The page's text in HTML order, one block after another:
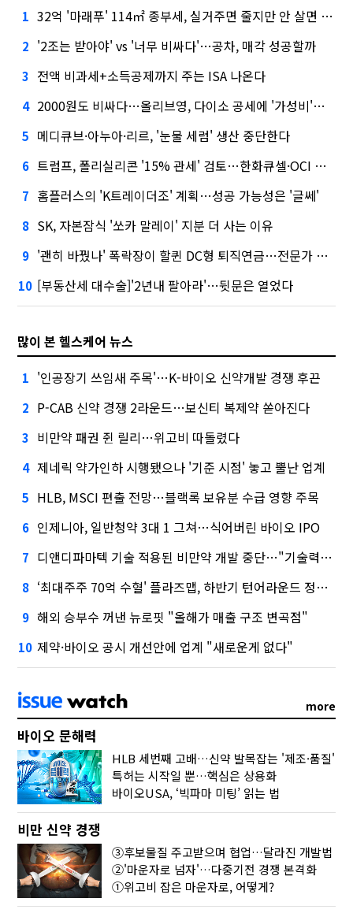
1 32억 '마래푸' 114㎡ 종부세, 실거주면 줄지만 안 살면 2.5배
2 '2조는 받아야' vs '너무 비싸다'…공차, 매각 성공할까
3 전액 비과세+소득공제까지 주는 ISA 나온다
4 2000원도 비싸다…올리브영, 다이소 공세에 '가성비'로 맞불
5 메디큐브·아누아·리르, '눈물 세럼' 생산 중단한다
6 트럼프, 폴리실리콘 '15% 관세' 검토…한화큐셀·OCI 영향은?
7 홈플러스의 'K트레이더조' 계획…성공 가능성은 '글쎄'
8 SK, 자본잠식 '쏘카 말레이' 지분 더 사는 이유
9 '괜히 바꿨나' 폭락장이 할퀸 DC형 퇴직연금…전문가 조언은
10 [부동산세 대수술]'2년내 팔아라'…뒷문은 열었다
많이 본 헬스케어 뉴스
1 '인공장기 쓰임새 주목'…K-바이오 신약개발 경쟁 후끈
2 P-CAB 신약 경쟁 2라운드…보신티 복제약 쏟아진다
3 비만약 패권 쥔 릴리…위고비 따돌렸다
4 제네릭 약가인하 시행됐으나 '기준 시점' 놓고 뿔난 업계
5 HLB, MSCI 편출 전망…블랙록 보유분 수급 영향 주목
6 인제니아, 일반청약 3대 1 그쳐…식어버린 바이오 IPO
7 디앤디파마텍 기술 적용된 비만약 개발 중단…"기술력 문제 아냐"
8 ‘최대주주 70억 수혈' 플라즈맵, 하반기 턴어라운드 정조준
9 해외 승부수 꺼낸 뉴로핏 "올해가 매출 구조 변곡점"
10 제약·바이오 공시 개선안에 업계 "새로운게 없다"
more
바이오 문해력
HLB 세번째 고배…신약 발목잡는 '제조·품질'
특허는 시작일 뿐…핵심은 상용화
바이오USA, ‘빅파마 미팅’ 읽는 법
비만 신약 경쟁
③후보물질 주고받으며 협업…달라진 개발법
②'마운자로 넘자'…다중기전 경쟁 본격화
①위고비 잡은 마운자로, 어떻게?